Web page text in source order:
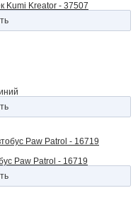
Kumi Kreator - 37507
Paw Patrol - 16719